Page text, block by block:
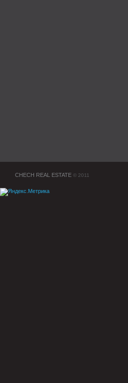
CHECH REAL ESTATE © 2011